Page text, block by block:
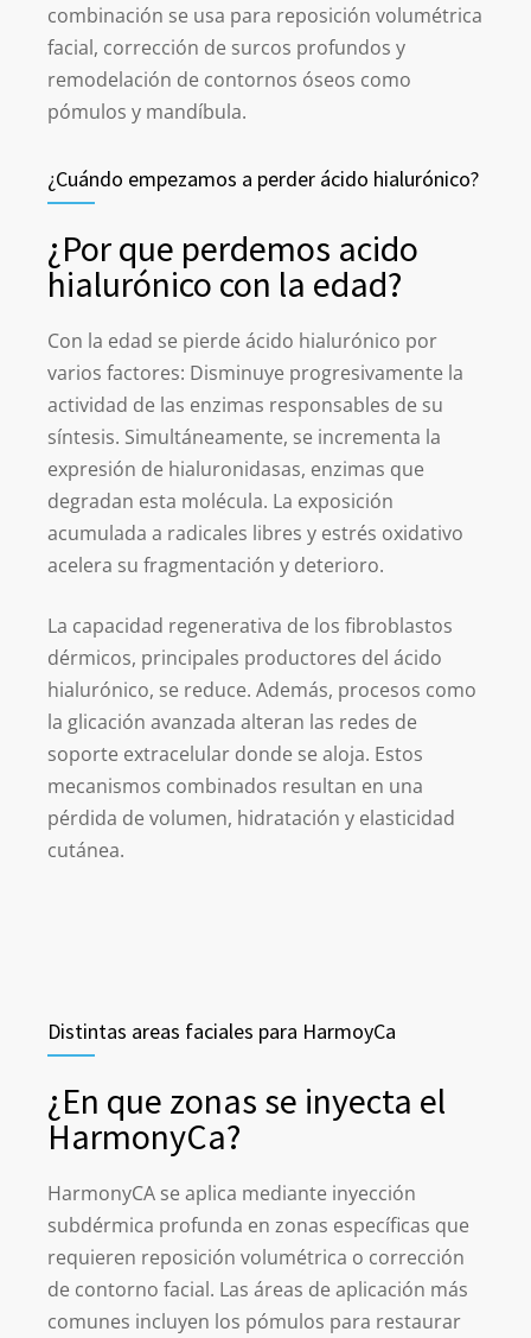
combinación se usa para reposición volumétrica
facial, corrección de surcos profundos y
remodelación de contornos óseos como
pómulos y mandíbula.
¿Cuándo empezamos a perder ácido hialurónico?
¿Por que perdemos acido
hialurónico con la edad?
Con la edad se pierde ácido hialurónico por
varios factores: Disminuye progresivamente la
actividad de las enzimas responsables de su
síntesis. Simultáneamente, se incrementa la
expresión de hialuronidasas, enzimas que
degradan esta molécula. La exposición
acumulada a radicales libres y estrés oxidativo
acelera su fragmentación y deterioro.
La capacidad regenerativa de los fibroblastos
dérmicos, principales productores del ácido
hialurónico, se reduce. Además, procesos como
la glicación avanzada alteran las redes de
soporte extracelular donde se aloja. Estos
mecanismos combinados resultan en una
pérdida de volumen, hidratación y elasticidad
cutánea.
Distintas areas faciales para HarmoyCa
¿En que zonas se inyecta el
HarmonyCa?
HarmonyCA se aplica mediante inyección
subdérmica profunda en zonas específicas que
requieren reposición volumétrica o corrección
de contorno facial. Las áreas de aplicación más
comunes incluyen los pómulos para restaurar